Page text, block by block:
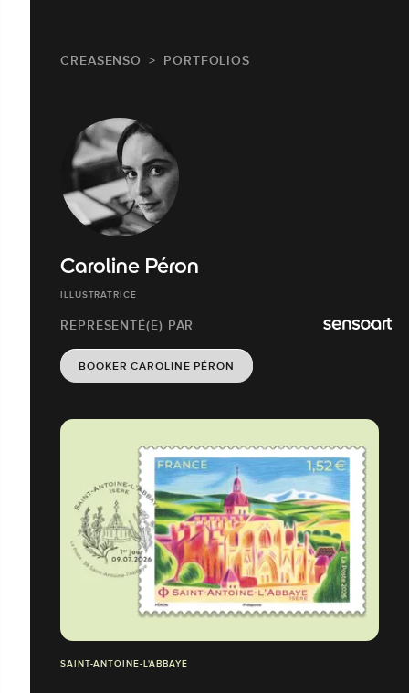
CREASENSO PORTFOLIOS
Caroline Péron
ILLUSTRATRICE
REPRESENTÉ(E) PAR
BOOKER CAROLINE PÉRON
SAINT-ANTOINE-L'ABBAYE